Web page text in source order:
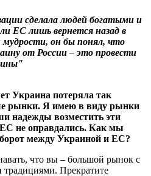
сделала людей богатыми и
ЕС лишь вернется назад в
мудрости, он бы понял, что
от России – это провести
Украина потеряла так
рынки. Я имею в виду рынки
надежды возместить эти
не оправдались. Как мы
между Украиной и ЕС?
что вы – большой рынок с
Прекратите